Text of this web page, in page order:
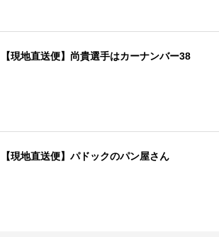
【現地直送便】尚貴選手はカーナンバー38
【現地直送便】パドックのパン屋さん